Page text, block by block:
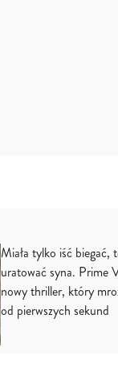
Miała tylko iść biegać,
uratować syna. Prime
nowy thriller, który
od pierwszych sekund